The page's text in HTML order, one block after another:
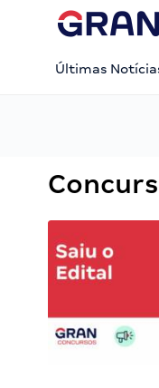
Últimas